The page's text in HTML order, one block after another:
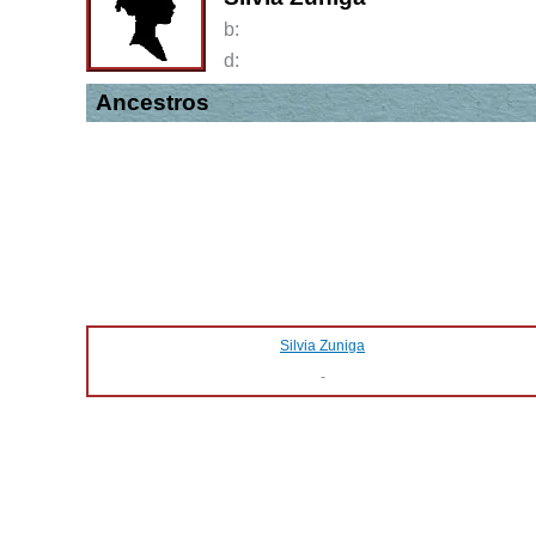
b:
d:
Ancestros
Silvia Zuniga
-